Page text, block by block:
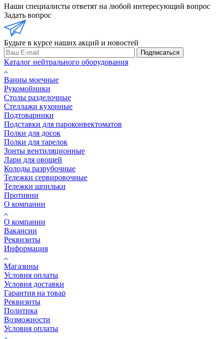
Наши специалисты ответят на любой интересующий вопрос
Задать вопрос
Будьте в курсе наших акций и новостей
Подписаться
Каталог нейтрального оборудования
Ванны моечные
Рукомойники
Столы разделочные
Стеллажи кухонные
Подтоварники
Подставки для пароконвектоматов
Полки для досок
Полки для тарелок
Зонты вентиляционные
Лари для овощей
Колоды разрубочные
Тележки сервировочные
Тележки шпильки
Противни
О компании
О компании
Вакансии
Реквизиты
Информация
Магазины
Условия оплаты
Условия доставки
Гарантия на товар
Реквизиты
Политика
Возможности
Условия оплаты